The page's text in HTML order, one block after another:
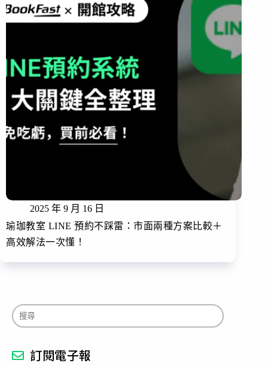
2025 年 9 月 16 日
瑜珈教室 LINE 預約不踩雷：市面兩種方案比較＋
高效解法一次懂！
訂閱電子報